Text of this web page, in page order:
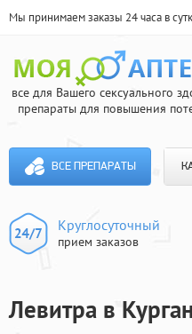
Мы принимаем заказы 24 часа в
все для Вашего сексуального
препараты для повышения
ВСЕ ПРЕПАРАТЫ
Круглосуточный
прием заказов
Левитра в